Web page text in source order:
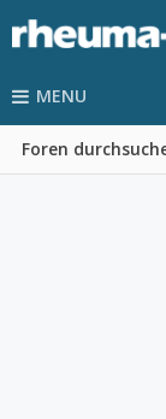
MENU
Foren